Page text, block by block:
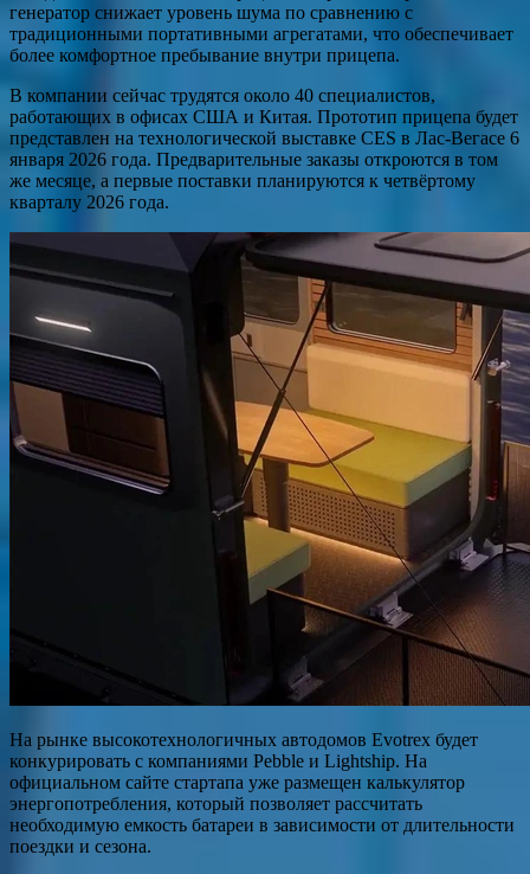
генератор снижает уровень шума по сравнению с
традиционными портативными агрегатами, что обеспечивает
более комфортное пребывание внутри прицепа.
В компании сейчас трудятся около 40 специалистов,
работающих в офисах США и Китая. Прототип прицепа будет
представлен на технологической выставке CES в Лас-Вегасе 6
января 2026 года. Предварительные заказы откроются в том
же месяце, а первые поставки планируются к четвёртому
кварталу 2026 года.
На рынке высокотехнологичных автодомов Evotrex будет
конкурировать с компаниями Pebble и Lightship. На
официальном сайте стартапа уже размещен калькулятор
энергопотребления, который позволяет рассчитать
необходимую емкость батареи в зависимости от длительности
поездки и сезона.